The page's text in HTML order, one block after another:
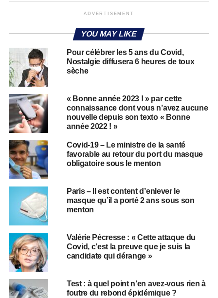
ADVERTISEMENT
YOU MAY LIKE
Pour célébrer les 5 ans du Covid,
Nostalgie diffusera 6 heures de toux
sèche
« Bonne année 2023 ! » par cette
connaissance dont vous n’avez aucune
nouvelle depuis son texto « Bonne
année 2022 ! »
Covid-19 – Le ministre de la santé
favorable au retour du port du masque
obligatoire sous le menton
Paris – Il est content d’enlever le
masque qu’il a porté 2 ans sous son
menton
Valérie Pécresse : « Cette attaque du
Covid, c’est la preuve que je suis la
candidate qui dérange »
Test : à quel point n’en avez-vous rien à
foutre du rebond épidémique ?